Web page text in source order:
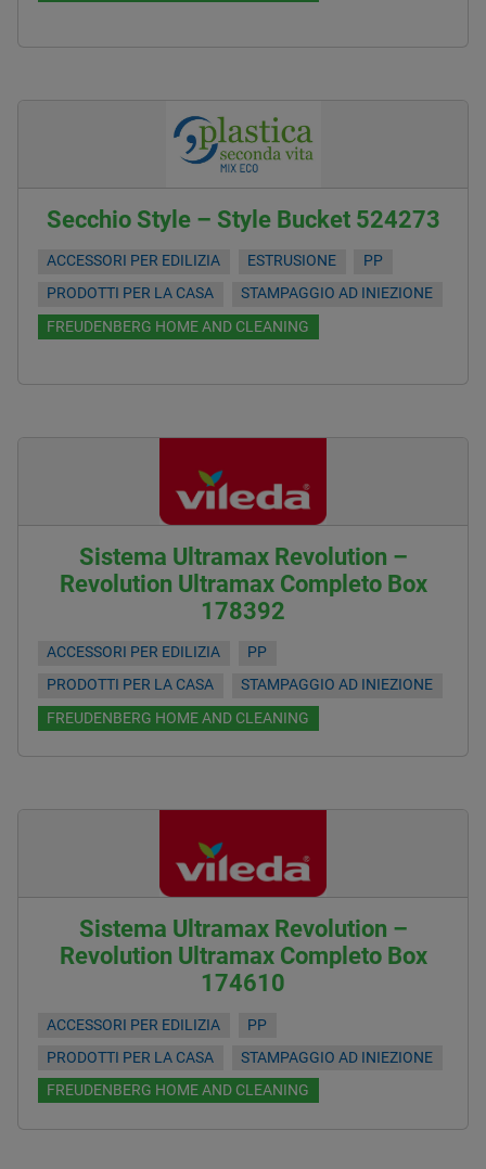
Secchio Style – Style Bucket 524273
ACCESSORI PER EDILIZIA ESTRUSIONE
PP
PRODOTTI PER LA CASA
STAMPAGGIO AD INIEZIONE
FREUDENBERG HOME AND CLEANING
Sistema Ultramax Revolution –
Revolution Ultramax Completo Box
178392
ACCESSORI PER EDILIZIA
PP
PRODOTTI PER LA CASA
STAMPAGGIO AD INIEZIONE
FREUDENBERG HOME AND CLEANING
Sistema Ultramax Revolution –
Revolution Ultramax Completo Box
174610
ACCESSORI PER EDILIZIA
PP
PRODOTTI PER LA CASA
STAMPAGGIO AD INIEZIONE
FREUDENBERG HOME AND CLEANING